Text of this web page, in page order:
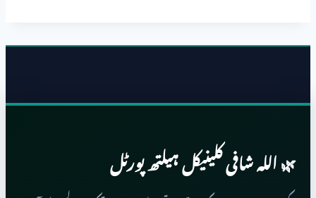
🌿 اللہ شافی کلینیکل ہیلتھ پورٹل